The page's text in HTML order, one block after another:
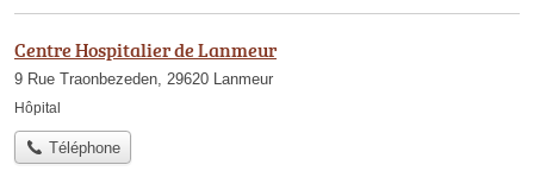
Centre Hospitalier de Lanmeur
9 Rue Traonbezeden, 29620 Lanmeur
Hôpital
Téléphone